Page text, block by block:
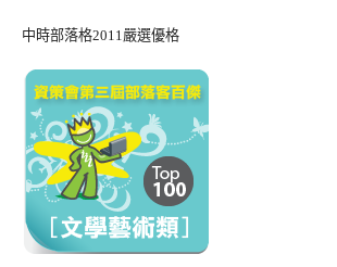
中時部落格2011嚴選優格